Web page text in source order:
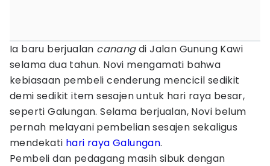
Ia baru berjualan canangdi Jalan Gunung Kawi
selama dua tahun. Novi mengamati bahwa
kebiasaan pembeli cenderung mencicil sedikit
demi sedikit item sesajen untuk hari raya besar,
seperti Galungan. Selama berjualan, Novi belum
pernah melayani pembelian sesajen sekaligus
mendekati hari raya Galungan.
Pembeli dan pedagang masih sibuk dengan